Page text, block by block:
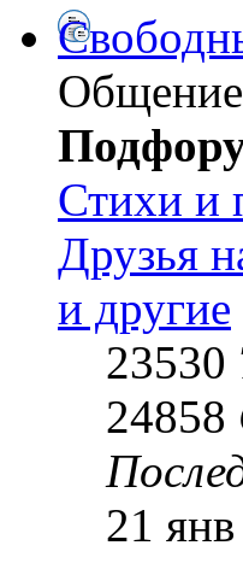
Стихи и
Друзья
и другие
23530
24858
21